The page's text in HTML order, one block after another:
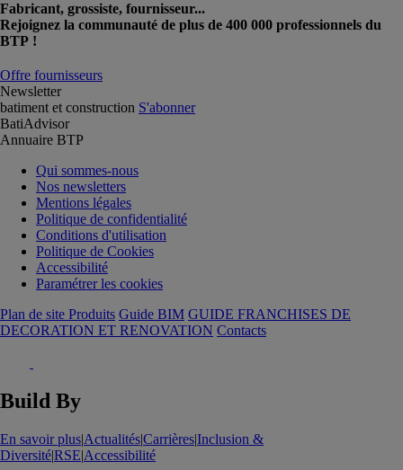
Fabricant, grossiste, fournisseur...
Rejoignez la communauté de plus de 400 000 professionnels du
BTP !
Offre fournisseurs
Newsletter
batiment et construction S'abonner
BatiAdvisor
Annuaire BTP
Qui sommes-nous
Nos newsletters
Mentions légales
Politique de confidentialité
Conditions d'utilisation
Politique de Cookies
Accessibilité
Paramétrer les cookies
Plan de site Produits Guide BIM GUIDE FRANCHISES DE
DECORATION ET RENOVATION Contacts
Build By
En savoir plus|Actualités|Carrières|Inclusion &
Diversité|RSE|Accessibilité